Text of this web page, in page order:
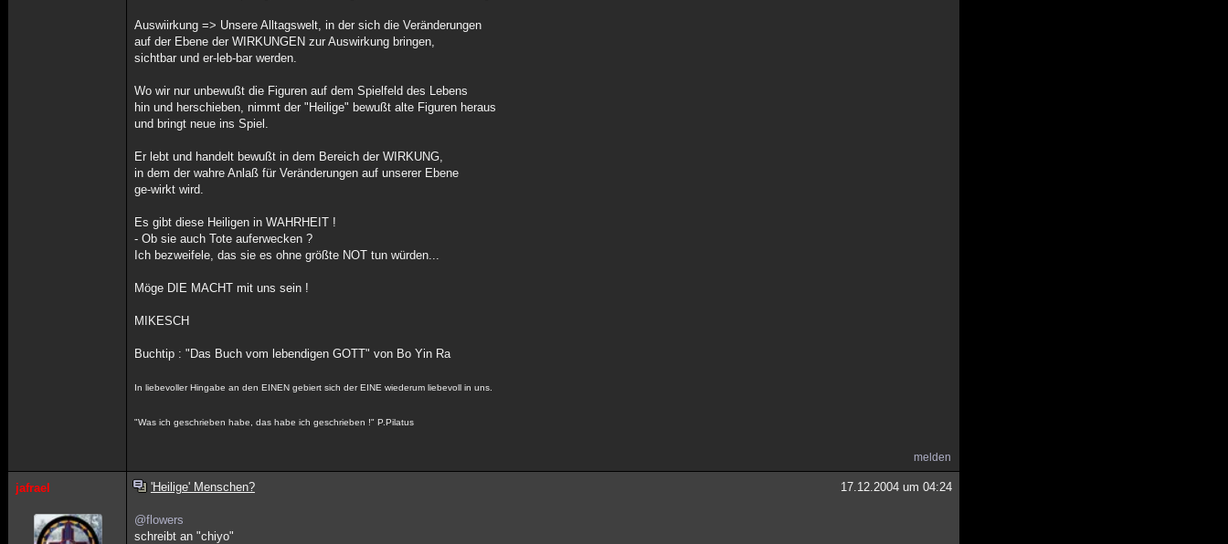
Auswiirkung => Unsere Alltagswelt, in der sich die Veränderungen
auf der Ebene der WIRKUNGEN zur Auswirkung bringen,
sichtbar und er-leb-bar werden.
Wo wir nur unbewußt die Figuren auf dem Spielfeld des Lebens
hin und herschieben, nimmt der "Heilige" bewußt alte Figuren heraus
und bringt neue ins Spiel.
Er lebt und handelt bewußt in dem Bereich der WIRKUNG,
in dem der wahre Anlaß für Veränderungen auf unserer Ebene
ge-wirkt wird.
Es gibt diese Heiligen in WAHRHEIT !
- Ob sie auch Tote auferwecken ?
Ich bezweifele, das sie es ohne größte NOT tun würden...
Möge DIE MACHT mit uns sein !
MIKESCH
Buchtip : "Das Buch vom lebendigen GOTT" von Bo Yin Ra
In liebevoller Hingabe an den EINEN gebiert sich der EINE wiederum liebevoll in uns.
"Was ich geschrieben habe, das habe ich geschrieben !" P.Pilatus
melden
jafrael 'Heilige' Menschen? 17.12.2004 um 04:24
@flowers
schreibt an "chiyo"